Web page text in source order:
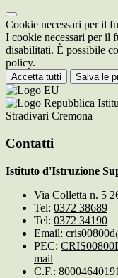
Cookie necessari per il
I cookie necessari per il
disabilitati. È possibile
policy.
Accetta tutti Salva le
Stradivari Cremona
Contatti
Istituto d'Istruzione
Via Colletta n. 5
Tel: 0372 38689
Tel: 0372 34190
Email:
PEC:
mail
C.F.: 80004640191